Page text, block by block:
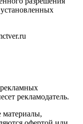
рекламодатель.
материалы,